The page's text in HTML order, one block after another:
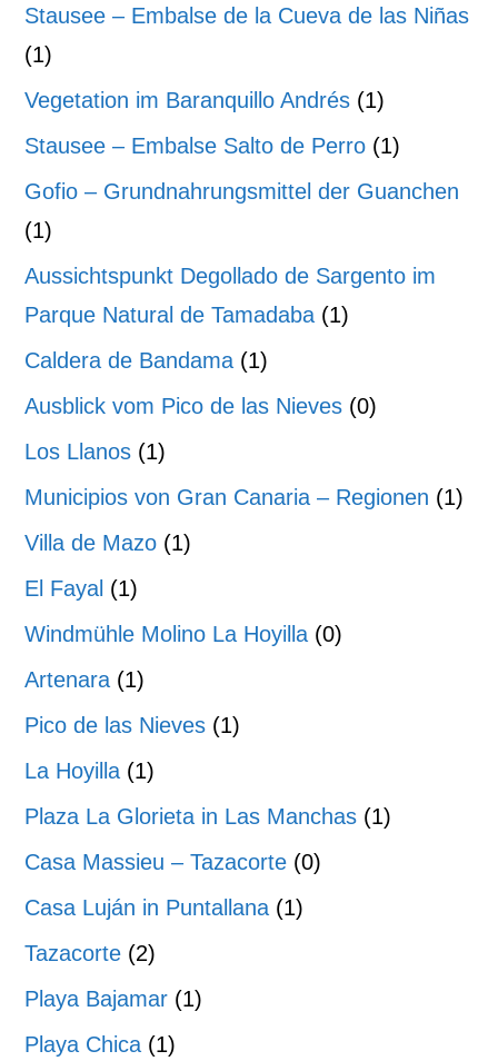
Stausee – Embalse de la Cueva de las Niñas
(1)
Vegetation im Baranquillo Andrés (1)
Stausee – Embalse Salto de Perro (1)
Gofio – Grundnahrungsmittel der Guanchen
(1)
Aussichtspunkt Degollado de Sargento im
Parque Natural de Tamadaba (1)
Caldera de Bandama (1)
Ausblick vom Pico de las Nieves (0)
Los Llanos (1)
Municipios von Gran Canaria – Regionen (1)
Villa de Mazo (1)
El Fayal (1)
Windmühle Molino La Hoyilla (0)
Artenara (1)
Pico de las Nieves (1)
La Hoyilla (1)
Plaza La Glorieta in Las Manchas (1)
Casa Massieu – Tazacorte (0)
Casa Luján in Puntallana (1)
Tazacorte (2)
Playa Bajamar (1)
Playa Chica (1)